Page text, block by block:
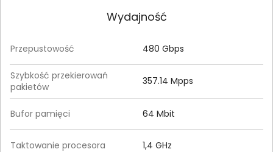
Wydajność
Przepustowość 480 Gbps
Szybkość przekierowań
pakietów
357.14 Mpps
Bufor pamięci 64 Mbit
Taktowanie procesora 1,4 GHz